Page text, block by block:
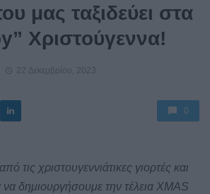
μας ταξιδεύει στα
Χριστούγεννα!
22 Δεκεμβρίου, 2023
0
τις χριστουγεννιάτικες γιορτές και
να δημιουργήσουμε την τέλεια XMAS